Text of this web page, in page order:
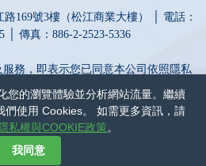
您的瀏覽體驗並分析網站流量。繼續
們使用 Cookies。 如需更多資訊，請
隱私權與COOKIE政策。
我同意
169號3樓（松江商業大樓） │ 電話：
│ 傳真：886-2-2523-5336
務，即表示您已同意本公司依照隱私
您的個人資訊。
以下內容：隱私權與COOKIE政策和
頁設計-網動廣告
學股份有限公司